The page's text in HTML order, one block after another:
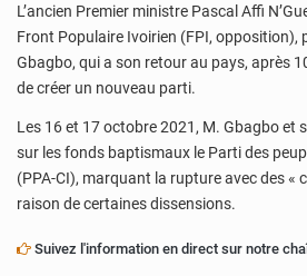
L’ancien Premier ministre Pascal Affi
Front Populaire Ivoirien (FPI, opposition),
Gbagbo, qui a son retour au pays, après
de créer un nouveau parti.
Les 16 et 17 octobre 2021, M. Gbagbo et
sur les fonds baptismaux le Parti des
(PPA-CI), marquant la rupture avec des «
raison de certaines dissensions.
Suivez l'information en direct sur notre